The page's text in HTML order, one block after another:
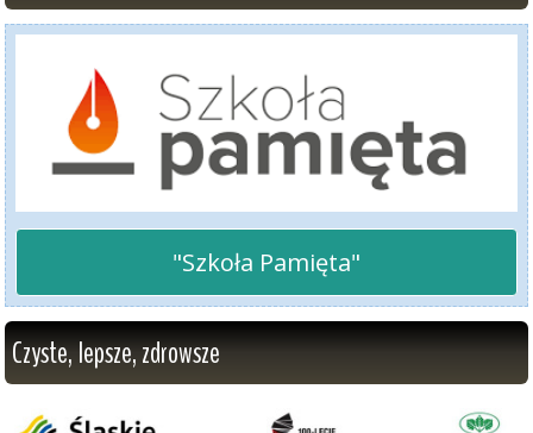
"Szkoła Pamięta"
Czyste, lepsze, zdrowsze